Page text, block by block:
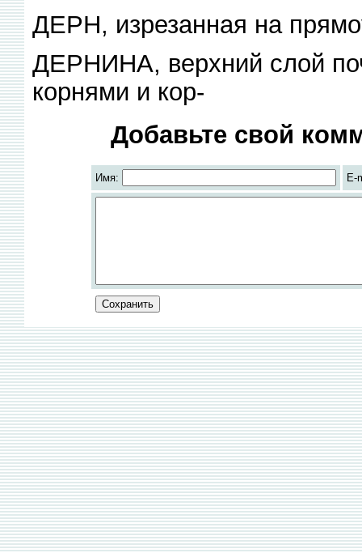
ДЕРН, изрезанная на
ДЕРНИНА, верхний слой
корнями и кор-
Добавьте свой
Имя: E-